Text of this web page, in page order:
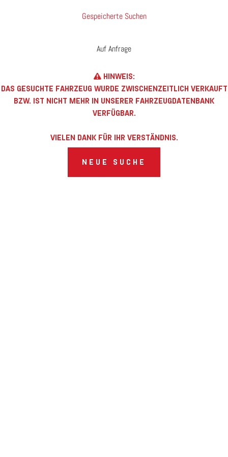
Gespeicherte Suchen
Auf Anfrage
HINWEIS:
DAS GESUCHTE FAHRZEUG WURDE ZWISCHENZEITLICH VERKAUFT
BZW. IST NICHT MEHR IN UNSERER FAHRZEUGDATENBANK
VERFÜGBAR.
VIELEN DANK FÜR IHR VERSTÄNDNIS.
NEUE SUCHE